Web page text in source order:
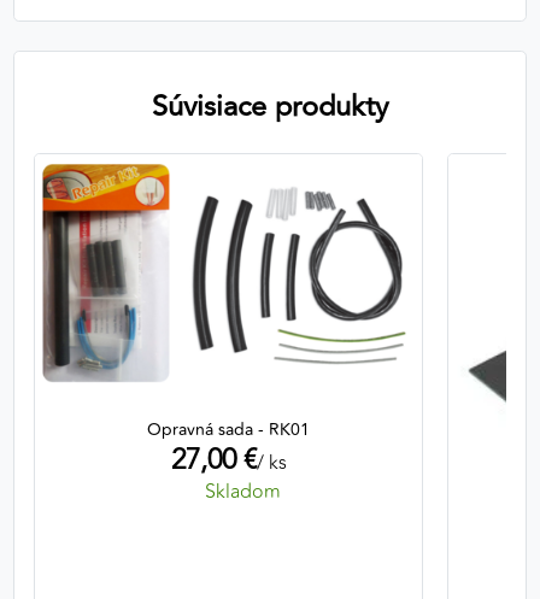
Súvisiace produkty
Opravná sada - RK01
27,00 €/ ks
Skladom